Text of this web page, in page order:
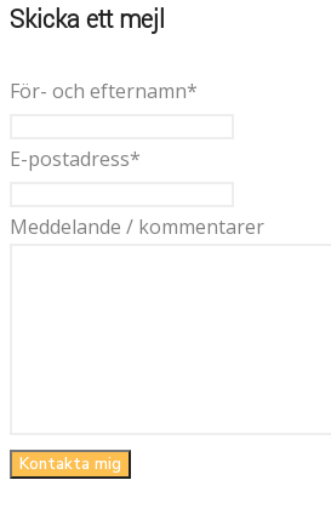
Skicka ett mejl
För- och efternamn*
E-postadress*
Meddelande / kommentarer
Kontakta mig